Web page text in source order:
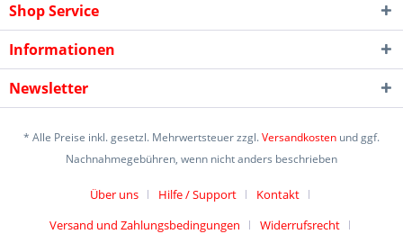
Shop Service
Informationen
Newsletter
* Alle Preise inkl. gesetzl. Mehrwertsteuer zzgl.Versandkosten und ggf.
Nachnahmegebühren, wenn nicht anders beschrieben
Über uns Hilfe / Support
Kontakt
Versand und Zahlungsbedingungen
Widerrufsrecht